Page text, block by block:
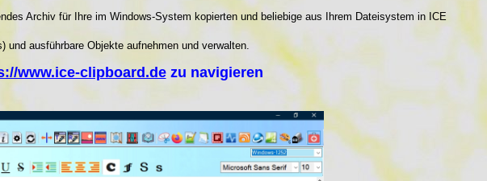
Archiv für Ihre im Windows-System kopierten und beliebige aus Ihrem Dateisystem in ICE
ausführbare Objekte aufnehmen und verwalten.
www.ice-clipboard.dezu navigieren